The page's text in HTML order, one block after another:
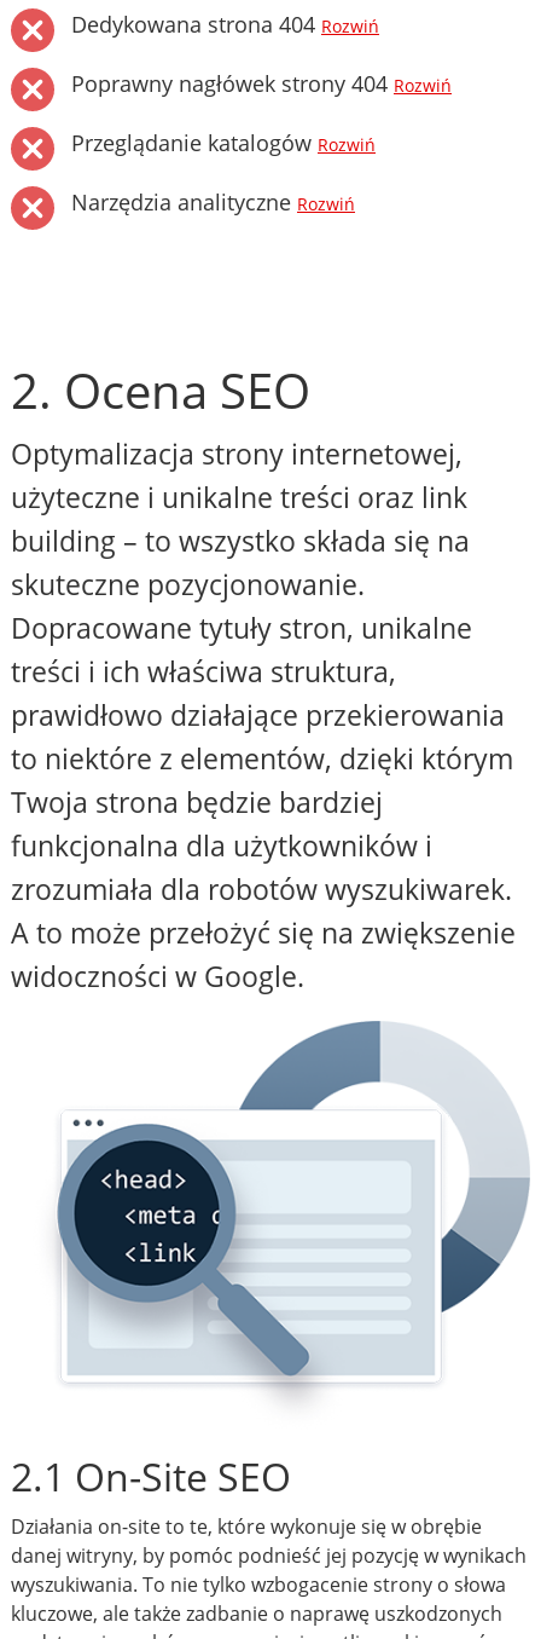
Dedykowana strona 404 Rozwiń
Poprawny nagłówek strony 404 Rozwiń
Przeglądanie katalogów Rozwiń
Narzędzia analityczne Rozwiń
2. Ocena SEO
Optymalizacja strony internetowej,
użyteczne i unikalne treści oraz link
building – to wszystko składa się na
skuteczne pozycjonowanie.
Dopracowane tytuły stron, unikalne
treści i ich właściwa struktura,
prawidłowo działające przekierowania
to niektóre z elementów, dzięki którym
Twoja strona będzie bardziej
funkcjonalna dla użytkowników i
zrozumiała dla robotów wyszukiwarek.
A to może przełożyć się na zwiększenie
widoczności w Google.
2.1 On-Site SEO
Działania on-site to te, które wykonuje się w obrębie
danej witryny, by pomóc podnieść jej pozycję w wynikach
wyszukiwania. To nie tylko wzbogacenie strony o słowa
kluczowe, ale także zadbanie o naprawę uszkodzonych